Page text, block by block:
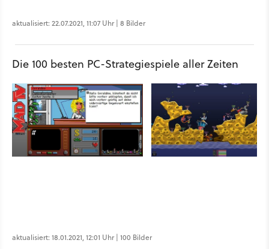
aktualisiert: 22.07.2021, 11:07 Uhr | 8 Bilder
Die 100 besten PC-Strategiespiele aller Zeiten
aktualisiert: 18.01.2021, 12:01 Uhr | 100 Bilder